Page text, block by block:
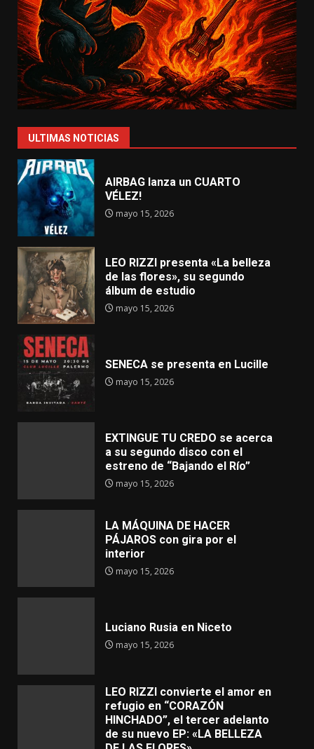
ULTIMAS NOTICIAS
AIRBAG lanza un CUARTO
VÉLEZ!
mayo 15, 2026
LEO RIZZI presenta «La belleza
de las flores», su segundo
álbum de estudio
mayo 15, 2026
SENECA se presenta en Lucille
mayo 15, 2026
EXTINGUE TU CREDO se acerca
a su segundo disco con el
estreno de “Bajando el Río”
mayo 15, 2026
LA MÁQUINA DE HACER
PÁJAROS con gira por el
interior
mayo 15, 2026
Luciano Rusia en Niceto
mayo 15, 2026
LEO RIZZI convierte el amor en
refugio en “CORAZÓN
HINCHADO”, el tercer adelanto
de su nuevo EP: «LA BELLEZA